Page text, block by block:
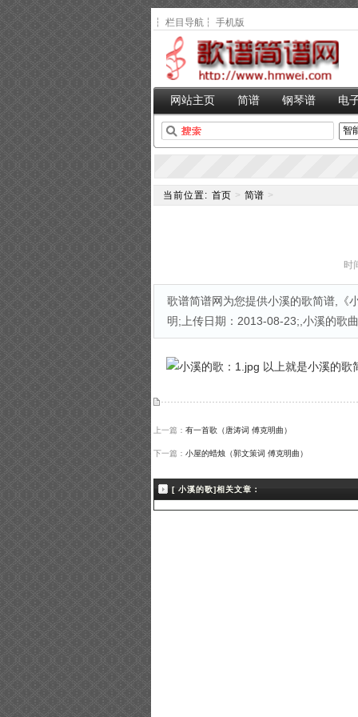
┆ 栏目导航 ┆ 手机版
网站主页 简谱 钢琴谱 电
当前位置: 首页 > 简谱 >
时
歌谱简谱网为您提供小溪的歌简谱,《
明;上传日期：2013-08-23;,小溪的歌
以上就是小溪的歌
上一篇： 有一首歌（唐涛词 傅克明曲）
下一篇： 小屋的蜡烛（郭文策词 傅克明曲）
[ 小溪的歌]相关文章：